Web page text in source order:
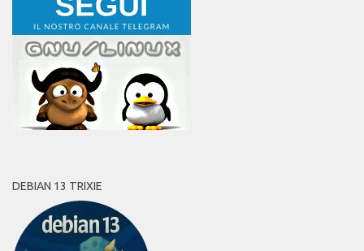
DEBIAN 13 TRIXIE